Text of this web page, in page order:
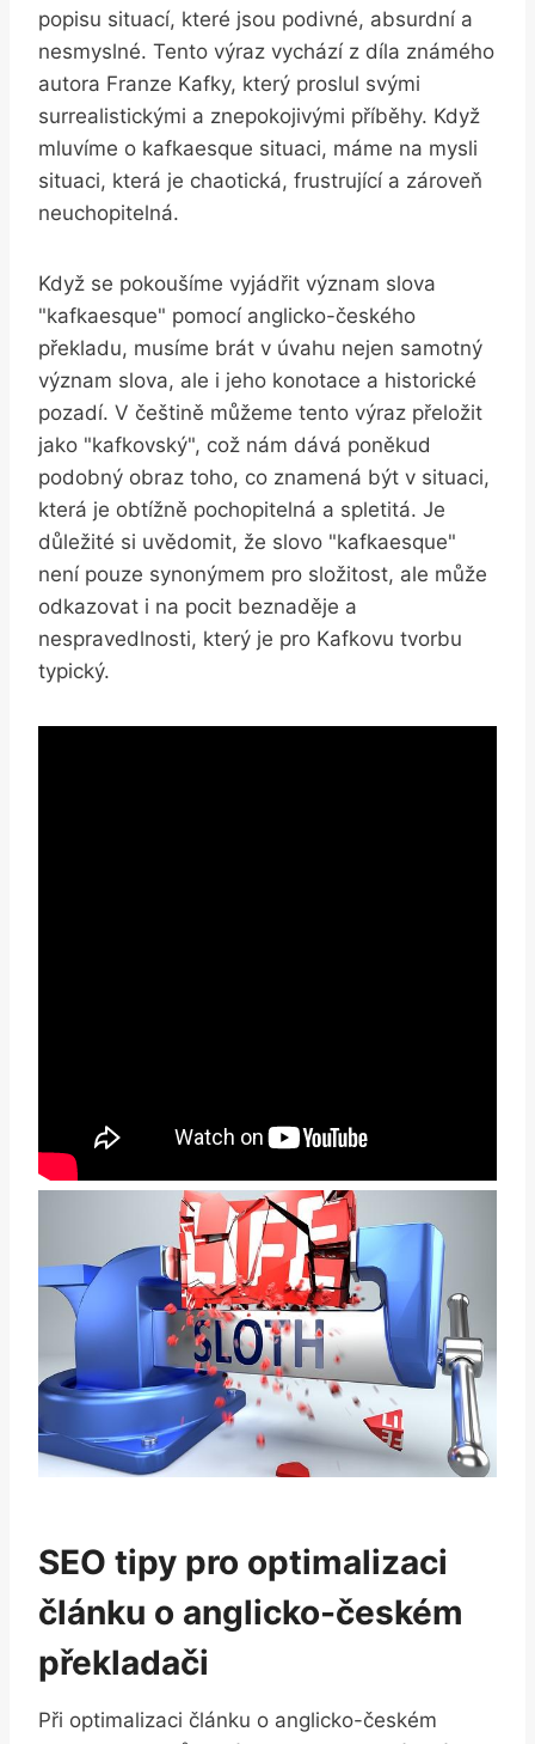
popisu situací, které jsou podivné, absurdní a
nesmyslné. Tento výraz vychází z díla známého
autora Franze Kafky, který proslul svými
surrealistickými a znepokojivými příběhy. Když
mluvíme o kafkaesque situaci, máme na mysli
situaci, která je chaotická, frustrující a zároveň
neuchopitelná.
Když se pokoušíme vyjádřit význam slova
"kafkaesque" pomocí anglicko-českého
překladu, musíme brát v úvahu nejen samotný
význam slova, ale i jeho konotace a historické
pozadí. V češtině můžeme tento výraz přeložit
jako "kafkovský", což nám dává poněkud
podobný obraz toho, co znamená být v situaci,
která je obtížně pochopitelná a spletitá. Je
důležité si uvědomit, že slovo "kafkaesque"
není pouze synonýmem pro složitost, ale může
odkazovat i na pocit beznaděje a
nespravedlnosti, který je pro Kafkovu tvorbu
typický.
SEO tipy pro optimalizaci
článku o anglicko-českém
překladači
Při optimalizaci článku o anglicko-českém